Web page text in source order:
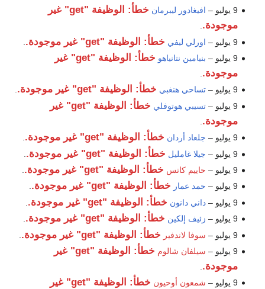
9 يوليو – افيغادور ليبرمان
خطأ: الوظيفة "get" غير
موجودة..
9 يوليو –
اورلي ليفي خطأ: الوظيفة "get" غير موجودة.
9 يوليو –
بنيامين نتانياهو
خطأ: الوظيفة "get" غير
موجودة.
9 يوليو –
تساحي هنغبي خطأ: الوظيفة "get" غير موجودة.
.
9 يوليو –
تسيبي هوتوفلي
خطأ: الوظيفة "get" غير
موجودة.
9 يوليو –
جلعاد أردان خطأ: الوظيفة "get" غير موجودة.
.
9 يوليو –
جيلا غامليل خطأ: الوظيفة "get" غير موجودة.
9 يوليو –
حاييم كاتس خطأ: الوظيفة "get" غير موجودة.
9 يوليو –
حمد عمار خطأ: الوظيفة "get" غير موجودة.
.
9 يوليو –
داني دانون خطأ: الوظيفة "get" غير موجودة.
9 يوليو –
زئيف إلكين خطأ: الوظيفة "get" غير موجودة.
9 يوليو –
سوفا لاندفير خطأ: الوظيفة "get" غير موجودة.
9 يوليو –
سيلفان شالوم
خطأ: الوظيفة "get" غير
موجودة.
9 يوليو –
شمعون أوحيون
خطأ: الوظيفة "get" غير